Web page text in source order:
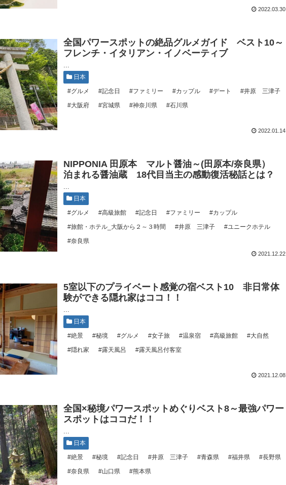
2022.03.30
全国パワースポットの絶品グルメガイド ベスト10～
フレンチ・イタリアン・イノベーティブ
...
2022.01.14
日本
#グルメ
#記念日 #ファミリー #カップル #デート
#井原 三津子
#大阪府
#宮城県 #神奈川県 #石川県
NIPPONIA 田原本 マルト醤油～(田原本/奈良県）
泊まれる醤油蔵 18代目当主の感動復活秘話とは？
...
2021.12.22
日本
#グルメ
#高級旅館 #記念日 #ファミリー
#カップル
#旅館・ホテル_大阪から２～３時間
#井原 三津子
#ユニークホテル
#奈良県
5室以下のプライベート感覚の宿ベスト10 非日常体
験ができる隠れ家はココ！！
2021.12.08
日本
#絶景
#秘境 #グルメ #女子旅 #温泉宿 #高級旅館
#大自然
#隠れ家
#露天風呂 #露天風呂付客室
全国×秘境パワースポットめぐりベスト8～最強パワー
スポットはココだ！！
日本
#絶景
#秘境 #記念日 #井原 三津子 #青森県 #福井県
#長野県
#奈良県
#山口県 #熊本県